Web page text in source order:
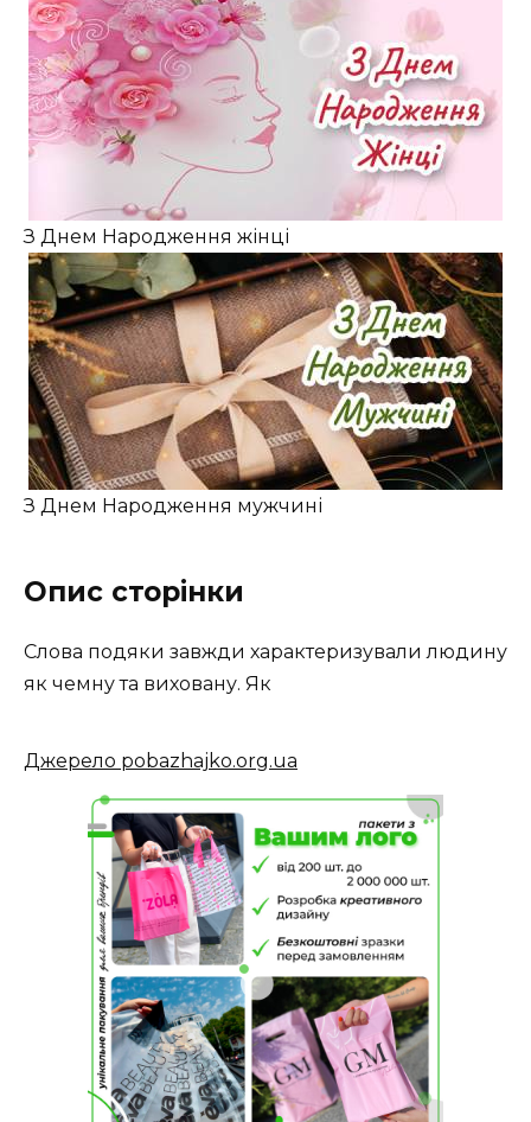
З Днем Народження жінці
З Днем Народження мужчині
Опис сторінки
Слова подяки завжди характеризували людину
як чемну та виховану. Як
Джерело pobazhajko.org.ua